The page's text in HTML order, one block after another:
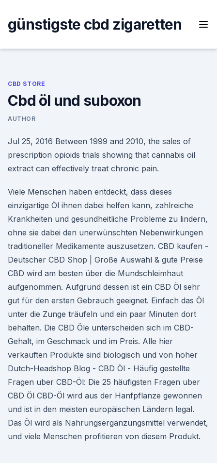
content
günstigste cbd zigaretten
CBD STORE
Cbd öl und suboxon
AUTHOR
Jul 25, 2016 Between 1999 and 2010, the sales of
prescription opioids trials showing that cannabis oil
extract can effectively treat chronic pain.
Viele Menschen haben entdeckt, dass dieses
einzigartige Öl ihnen dabei helfen kann, zahlreiche
Krankheiten und gesundheitliche Probleme zu lindern,
ohne sie dabei den unerwünschten Nebenwirkungen
traditioneller Medikamente auszusetzen. CBD kaufen -
Deutscher CBD Shop | Große Auswahl & gute Preise
CBD wird am besten über die Mundschleimhaut
aufgenommen. Aufgrund dessen ist ein CBD Öl sehr
gut für den ersten Gebrauch geeignet. Einfach das Öl
unter die Zunge träufeln und ein paar Minuten dort
behalten. Die CBD Öle unterscheiden sich im CBD-
Gehalt, im Geschmack und im Preis. Alle hier
verkauften Produkte sind biologisch und von hoher
Dutch-Headshop Blog - CBD Öl - Häufig gestellte
Fragen uber CBD-Öl: Die 25 häufigsten Fragen uber
CBD Öl CBD-Öl wird aus der Hanfpflanze gewonnen
und ist in den meisten europäischen Ländern legal.
Das Öl wird als Nahrungsergänzungsmittel verwendet,
und viele Menschen profitieren von diesem Produkt.